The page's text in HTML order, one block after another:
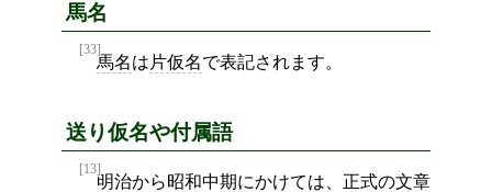
馬名
[33]
馬名は 片仮名で表記されます。
送り仮名や付属語
[13]
明治から昭和中期にかけては、正式の文章